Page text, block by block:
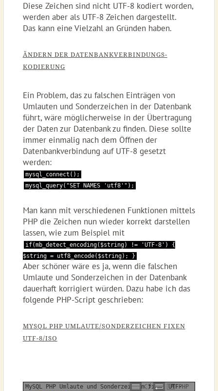
Diese Zeichen sind nicht UTF-8 kodiert worden,
werden aber als UTF-8 Zeichen dargestellt.
Das kann eine Vielzahl an Gründen haben.
ÄNDERN DER DATENBANKVERBINDUNGS-
KODIERUNG
Ein Problem, das zu falschen Einträgen von
Umlauten und Sonderzeichen in der Datenbank
führt, wäre möglicherweise in der Übertragung
der Daten zur Datenbank zu finden. Diese sollte
immer einmalig nach dem Öffnen der
Datenbankverbindung auf UTF-8 gesetzt
werden:
mysql_connect();
mysql_query("SET NAMES 'utf8'");
Man kann mit verschiedenen Funktionen mittels
PHP die Zeichen nun wieder korrekt darstellen
lassen, wie zum Beispiel mit
if(mb_detect_encoding($string) != 'UTF-8') {
$string = utf8_encode($string); }
Aber schöner wäre es ja, wenn die falschen
Umlaute und Sonderzeichen in der Datenbank
dauerhaft korrigiert würden. Dazu habe ich das
folgende PHP-Script geschrieben:
MYSQL PHP UMLAUTE/SONDERZEICHEN FIXEN
UTF-8/ISO
MySQL PHP Umlaute und Sonderzeichen fixen UTF-PHP